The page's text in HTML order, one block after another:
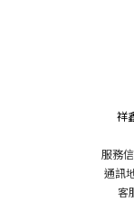
祥
服務
通訊
客